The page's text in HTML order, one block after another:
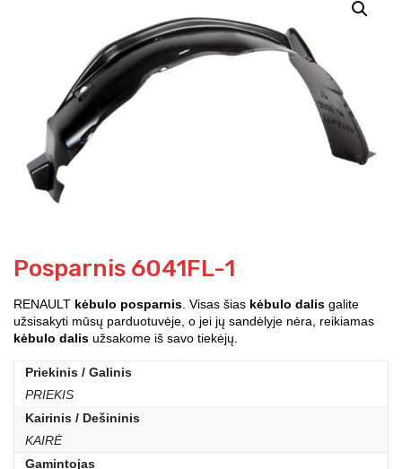
Posparnis 6041FL-1
RENAULT kėbulo posparnis . Visas šias kėbulo dalis galite
užsisakyti mūsų parduotuvėje, o jei jų sandėlyje nėra, reikiamas
kėbulo dalis užsakome iš savo tiekėjų.
Priekinis / Galinis
PRIEKIS
Kairinis / Dešininis
KAIRĖ
Gamintojas